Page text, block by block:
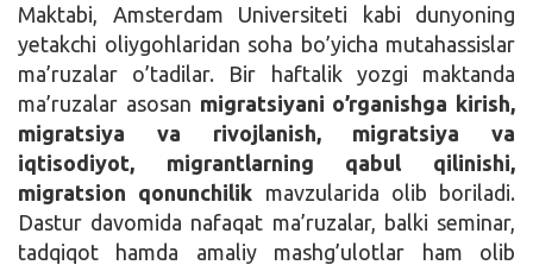
Maktabi, Amsterdam Universiteti kabi dunyoning
yetakchi oliygohlaridan soha bo’yicha mutahassislar
ma’ruzalar o’tadilar. Bir haftalik yozgi maktanda
ma’ruzalar asosan migratsiyani o’rganishga kirish,
migratsiya va rivojlanish, migratsiya va
iqtisodiyot, migrantlarning qabul qilinishi,
migratsion qonunchilik mavzularida olib boriladi.
Dastur davomida nafaqat ma’ruzalar, balki seminar,
tadqiqot hamda amaliy mashg’ulotlar ham olib